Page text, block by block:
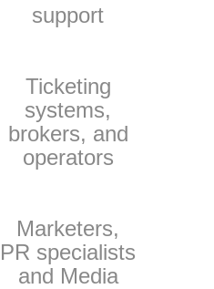
support
Ticketing
systems,
brokers, and
operators
Marketers,
PR specialists
and Media